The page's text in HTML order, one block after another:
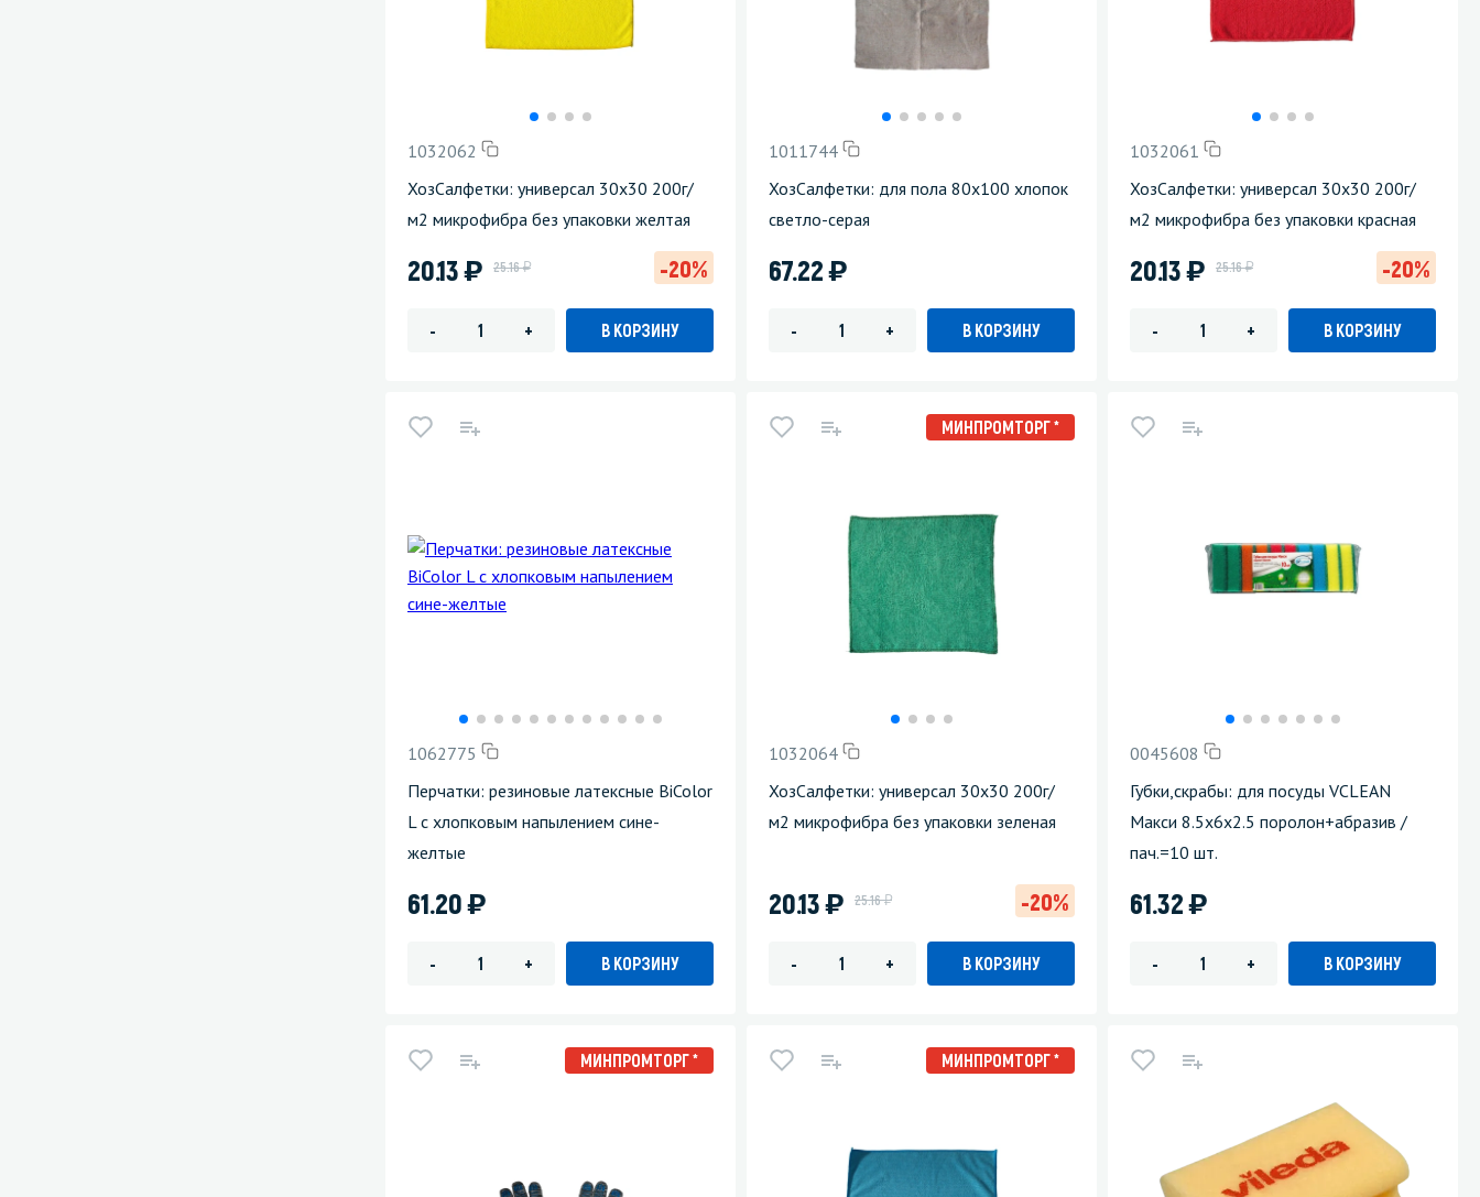
1032062
ХозСалфетки: универсал 30х30 200г/
м2 микрофибра без упаковки желтая
20.13) 25.16у -20%
- + В КОРЗИНУ
1011744
ХозСалфетки: для пола 80х100 хлопок
светло-серая
67.22)
- + В КОРЗИНУ
1032061
ХозСалфетки: универсал 30х30 200г/
м2 микрофибра без упаковки красная
20.13) 25.16у -20%
- + В КОРЗИНУ
1062775
Перчатки: резиновые латексные BiColor
L с хлопковым напылением сине-
желтые
61.20)
- + В КОРЗИНУ
МИНПРОМТОРГ *
1032064
ХозСалфетки: универсал 30х30 200г/
м2 микрофибра без упаковки зеленая
20.13) 25.16у -20%
- + В КОРЗИНУ
0045608
Губки,скрабы: для посуды VCLEAN
Макси 8.5х6х2.5 поролон+абразив /
пач.=10 шт.
61.32)
- + В КОРЗИНУ
МИНПРОМТОРГ * МИНПРОМТОРГ *